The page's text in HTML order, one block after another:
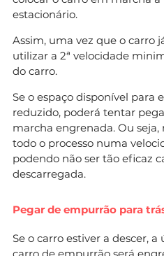
estacionário.
Assim, uma vez que o carro
utilizar a 2ª velocidade
do carro.
Se o espaço disponível
reduzido, poderá tentar
marcha engrenada. Ou seja,
todo o processo numa
podendo não ser tão eficaz
descarregada.
Pegar de empurrão para
Se o carro estiver a descer,
carro de empurrão será